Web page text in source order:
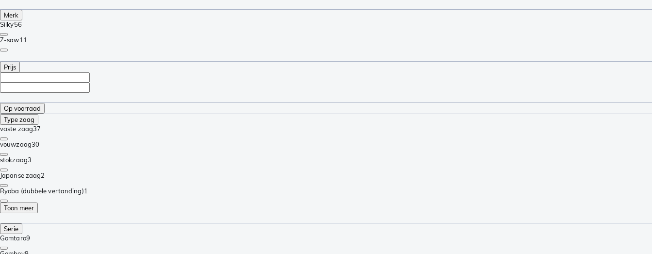
Merk
Silky56
Z-saw11
Prijs
Op voorraad
Type zaag
vaste zaag37
vouwzaag30
stokzaag3
Japanse zaag2
Ryoba (dubbele vertanding)1
Toon meer
Serie
Gomtaro9